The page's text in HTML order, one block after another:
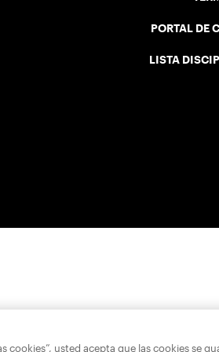
PORTAL DE
LISTA
cookies”, usted acepta que las cookies se